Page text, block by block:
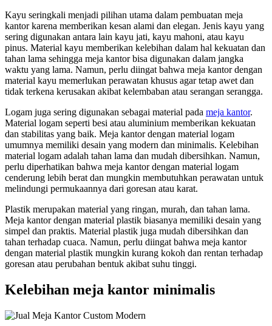
Kayu seringkali menjadi pilihan utama dalam pembuatan meja
kantor karena memberikan kesan alami dan elegan. Jenis kayu yang
sering digunakan antara lain kayu jati, kayu mahoni, atau kayu
pinus. Material kayu memberikan kelebihan dalam hal kekuatan dan
tahan lama sehingga meja kantor bisa digunakan dalam jangka
waktu yang lama. Namun, perlu diingat bahwa meja kantor dengan
material kayu memerlukan perawatan khusus agar tetap awet dan
tidak terkena kerusakan akibat kelembaban atau serangan serangga.
Logam juga sering digunakan sebagai material pada meja kantor.
Material logam seperti besi atau aluminium memberikan kekuatan
dan stabilitas yang baik. Meja kantor dengan material logam
umumnya memiliki desain yang modern dan minimalis. Kelebihan
material logam adalah tahan lama dan mudah dibersihkan. Namun,
perlu diperhatikan bahwa meja kantor dengan material logam
cenderung lebih berat dan mungkin membutuhkan perawatan untuk
melindungi permukaannya dari goresan atau karat.
Plastik merupakan material yang ringan, murah, dan tahan lama.
Meja kantor dengan material plastik biasanya memiliki desain yang
simpel dan praktis. Material plastik juga mudah dibersihkan dan
tahan terhadap cuaca. Namun, perlu diingat bahwa meja kantor
dengan material plastik mungkin kurang kokoh dan rentan terhadap
goresan atau perubahan bentuk akibat suhu tinggi.
Kelebihan meja kantor minimalis